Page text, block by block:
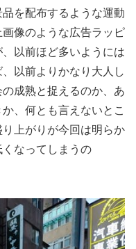
を配布するような運動
像のような広告ラッピ
以前ほど多いようには
以前よりかなり大人し
成熟と捉えるのか、あ
、何とも言えないとこ
上がりが今回は明らか
なってしまうの